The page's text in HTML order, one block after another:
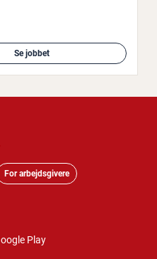
Se jobbet
For arbejdsgivere